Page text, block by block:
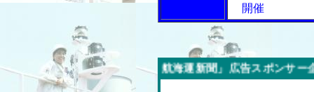
開催
今週の「内航海運新聞」広告スポンサー企業